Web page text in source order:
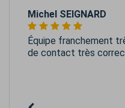
Michel SEIGNARD
Équipe franchement
de contact très